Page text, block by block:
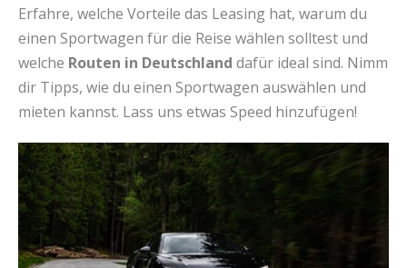
Erfahre, welche Vorteile das Leasing hat, warum du
einen Sportwagen für die Reise wählen solltest und
welche Routen in Deutschland dafür ideal sind. Nimm
dir Tipps, wie du einen Sportwagen auswählen und
mieten kannst. Lass uns etwas Speed hinzufügen!